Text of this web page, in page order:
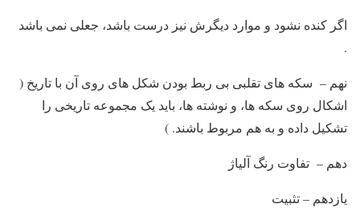
اگر کنده نشود و موارد دیگرش نیز درست باشد، جعلی نمی باشد
.
نهم – سکه های تقلبی بی ربط بودن شکل های روی آن با تاریخ (
اشکال روی سکه ها، و نوشته ها، باید یک مجموعه تاریخی را
تشکیل داده و به هم مربوط باشند. )
دهم – تفاوت رنگ آلیاژ
یازدهم – تثبیت